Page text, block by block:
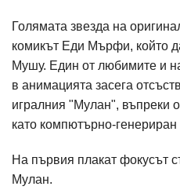
Голямата звезда на
комикът Еди Мърфи, който
Мушу. Един от любимите и
в анимацията засега
игралния "Мулан", въпреки
като компютърно-
На първия плакат фокусът
Мулан.